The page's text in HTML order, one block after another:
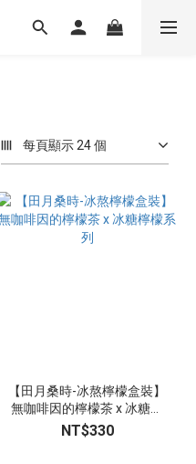
每頁顯示 24 個
【田月桑時-冰熬檸檬盒裝】
無咖啡因的檸檬茶 x 冰糖檸
檬系列
NT$330